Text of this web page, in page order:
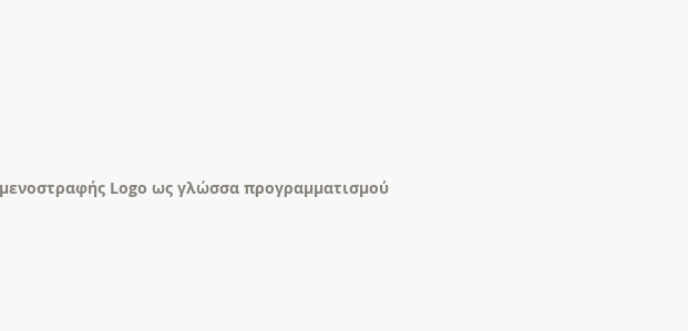
Logo ως γλώσσα προγραμματισμού